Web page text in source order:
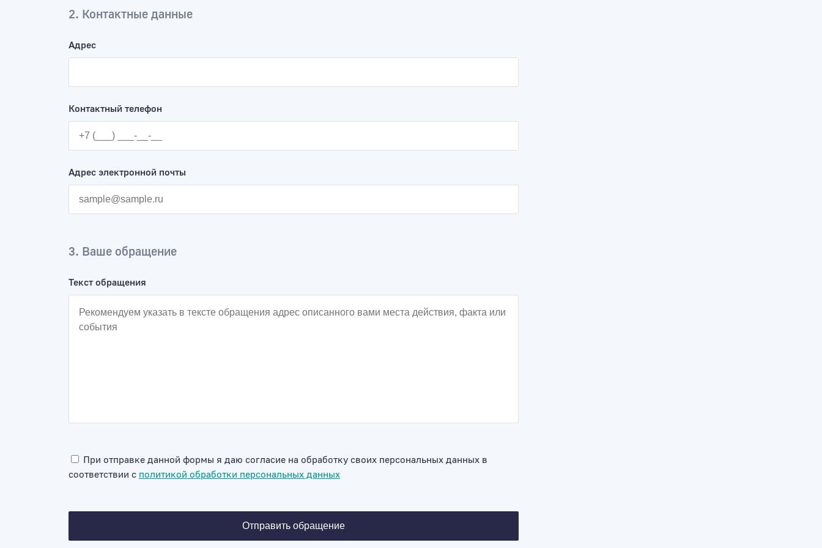
2. Контактные данные
Адрес
Контактный телефон
Адрес электронной почты
3. Ваше обращение
Текст обращения
При отправке данной формы я даю согласие на обработку своих персональных данных в
соответствии с политикой обработки персональных данных
Отправить обращение